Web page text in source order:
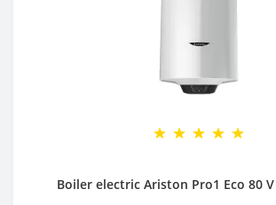
Boiler electric Ariston Pro1 Eco 80 V